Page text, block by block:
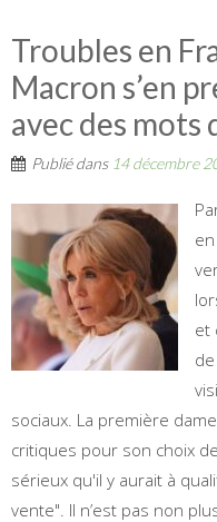
Troubles en
Macron s’en
avec des mots
Publié dans 14 décembre
et
sociaux. La première
critiques pour son choix
sérieux qu'il y aurait à
vente". Il n’est pas non